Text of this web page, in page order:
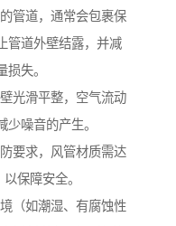
管道，通常会包裹保
管道外壁结露，并减
失。
光滑平整，空气流动
噪音的产生。
要求，风管材质需达
保障安全。
（如潮湿、有腐蚀性